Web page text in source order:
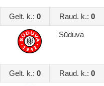
Gelt. k.: 0 Raud. k.: 0
Sūduva
Gelt. k.: 0 Raud. k.: 0